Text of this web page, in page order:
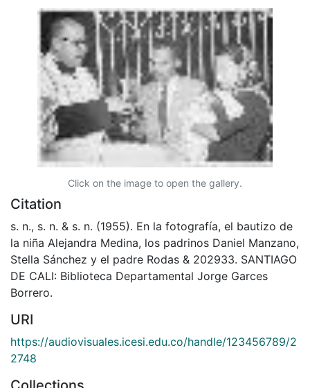
Click on the image to open the gallery.
Citation
s. n., s. n. & s. n. (1955). En la fotografía, el bautizo de
la niña Alejandra Medina, los padrinos Daniel Manzano,
Stella Sánchez y el padre Rodas & 202933. SANTIAGO
DE CALI: Biblioteca Departamental Jorge Garces
Borrero.
URI
https://audiovisuales.icesi.edu.co/handle/123456789/2
2748